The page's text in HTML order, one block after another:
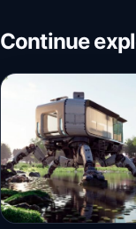
Continue